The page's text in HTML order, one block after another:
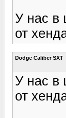
У нас в
от
Dodge Caliber SXT
У нас в
от